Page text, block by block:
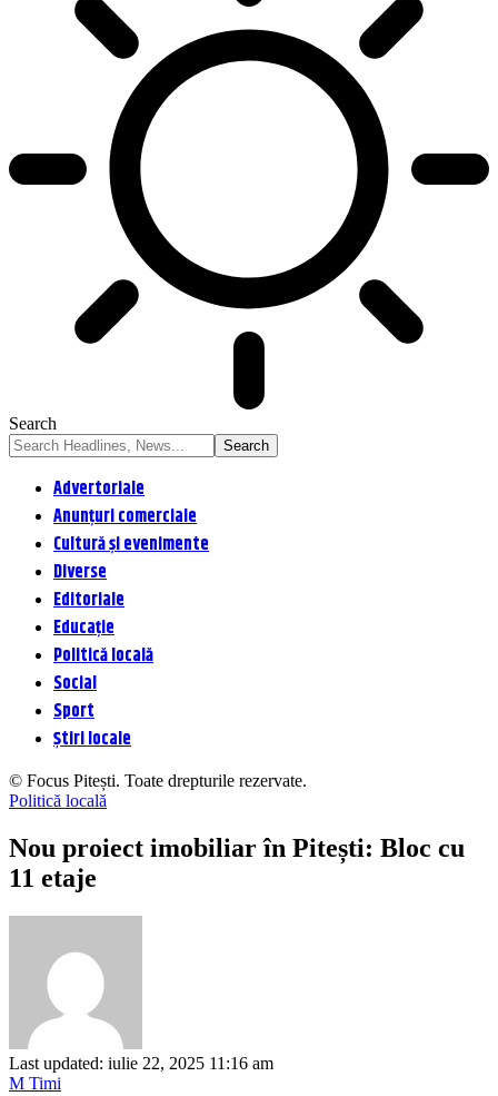
Search
Advertoriale
Anunțuri comerciale
Cultură și evenimente
Diverse
Editoriale
Educație
Politică locală
Social
Sport
Știri locale
© Focus Pitești. Toate drepturile rezervate.
Politică locală
Nou proiect imobiliar în Pitești: Bloc cu
11 etaje
Last updated: iulie 22, 2025 11:16 am
M Timi